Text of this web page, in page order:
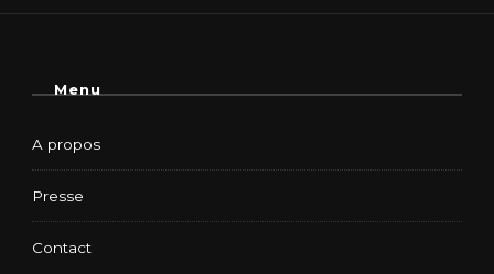
Menu
A propos
Presse
Contact